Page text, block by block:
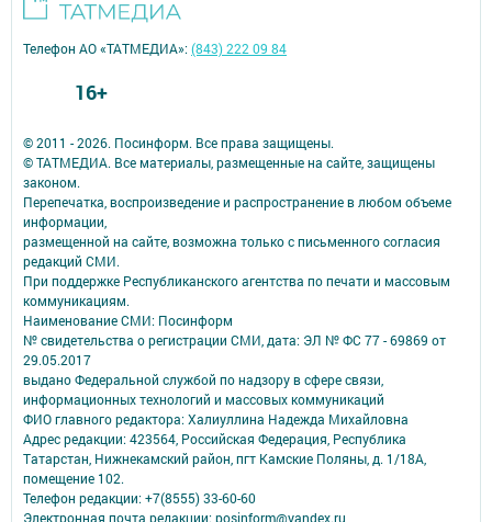
© 2011 - 2026. Посинформ. Все права защищены.
© ТАТМЕДИА. Все материалы, размещенные на сайте, защищены
законом.
Перепечатка, воспроизведение и распространение в любом объеме
информации,
размещенной на сайте, возможна только с письменного согласия
редакций СМИ.
При поддержке Республиканского агентства по печати и массовым
коммуникациям.
Наименование СМИ: Посинформ
№ свидетельства о регистрации СМИ, дата: ЭЛ № ФС 77 - 69869 от
29.05.2017
выдано Федеральной службой по надзору в сфере связи,
информационных технологий и массовых коммуникаций
ФИО главного редактора: Халиуллина Надежда Михайловна
Адрес редакции: 423564, Российская Федерация, Республика
Татарстан, Нижнекамский район, пгт Камские Поляны, д. 1/18А,
помещение 102.
Телефон редакции: +7(8555) 33-60-60
Электронная почта редакции: posinform@yandex.ru
Телефон АО «ТАТМЕДИА»:(843) 222 09 84
16+